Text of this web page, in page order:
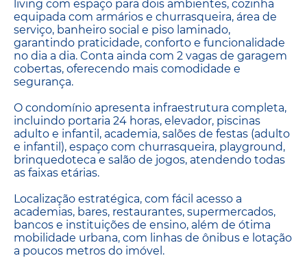
living com espaço para dois ambientes, cozinha
equipada com armários e churrasqueira, área de
serviço, banheiro social e piso laminado,
garantindo praticidade, conforto e funcionalidade
no dia a dia. Conta ainda com 2 vagas de garagem
cobertas, oferecendo mais comodidade e
segurança.
O condomínio apresenta infraestrutura completa,
incluindo portaria 24 horas, elevador, piscinas
adulto e infantil, academia, salões de festas (adulto
e infantil), espaço com churrasqueira, playground,
brinquedoteca e salão de jogos, atendendo todas
as faixas etárias.
Localização estratégica, com fácil acesso a
academias, bares, restaurantes, supermercados,
bancos e instituições de ensino, além de ótima
mobilidade urbana, com linhas de ônibus e lotação
a poucos metros do imóvel.